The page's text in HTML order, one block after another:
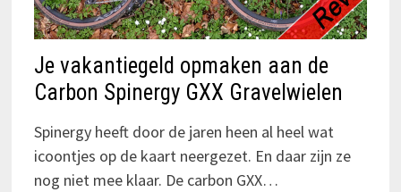
Je vakantiegeld opmaken aan de
Carbon Spinergy GXX Gravelwielen
Spinergy heeft door de jaren heen al heel wat
icoontjes op de kaart neergezet. En daar zijn ze
nog niet mee klaar. De carbon GXX…